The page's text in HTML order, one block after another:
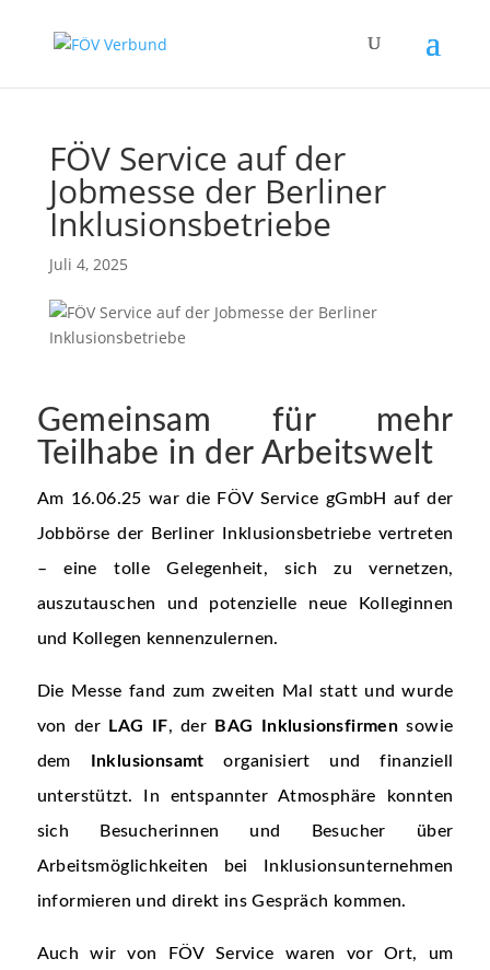
FÖV Service auf der
Jobmesse der Berliner
Inklusionsbetriebe
Juli 4, 2025
Gemeinsam für mehr
Teilhabe in der Arbeitswelt
Am 16.06.25 war die FÖV Service gGmbH auf der
Jobbörse der Berliner Inklusionsbetriebe vertreten
– eine tolle Gelegenheit, sich zu vernetzen,
auszutauschen und potenzielle neue Kolleginnen
und Kollegen kennenzulernen.
Die Messe fand zum zweiten Mal statt und wurde
von der
LAG IF, der BAG Inklusionsfirmen sowie
dem
Inklusionsamt organisiert und finanziell
unterstützt. In entspannter Atmosphäre konnten
sich Besucherinnen und Besucher über
Arbeitsmöglichkeiten bei Inklusionsunternehmen
informieren und direkt ins Gespräch kommen.
Auch wir von FÖV Service waren vor Ort, um